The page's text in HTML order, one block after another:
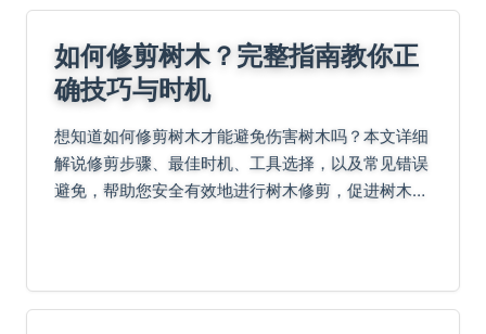
如何修剪树木？完整指南教你正
确技巧与时机
想知道如何修剪树木才能避免伤害树木吗？本文详细
解说修剪步骤、最佳时机、工具选择，以及常见错误
避免，帮助您安全有效地进行树木修剪，促进树木健